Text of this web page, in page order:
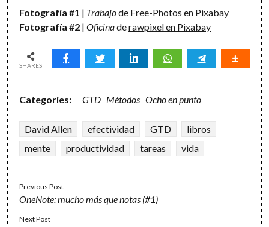
Fotografía #1 | Trabajode Free-Photos en Pixabay
Fotografía #2 |Oficinaderawpixel en Pixabay
SHARES
Categories: GTD Métodos Ocho en punto
David Allen efectividad GTD
libros
mente
productividad tareas vida
Previous Post
OneNote: mucho más que notas (#1)
Next Post